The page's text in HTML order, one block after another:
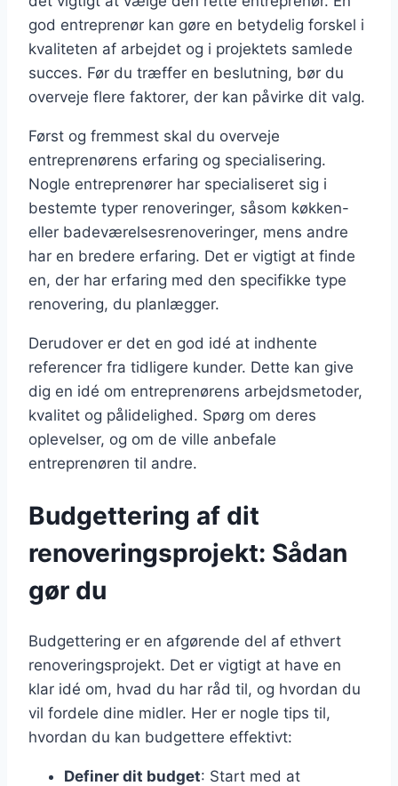
god entreprenør kan gøre en betydelig forskel i
kvaliteten af arbejdet og i projektets samlede
succes. Før du træffer en beslutning, bør du
overveje flere faktorer, der kan påvirke dit valg.
Først og fremmest skal du overveje
entreprenørens erfaring og specialisering.
Nogle entreprenører har specialiseret sig i
bestemte typer renoveringer, såsom køkken-
eller badeværelsesrenoveringer, mens andre
har en bredere erfaring. Det er vigtigt at finde
en, der har erfaring med den specifikke type
renovering, du planlægger.
Derudover er det en god idé at indhente
referencer fra tidligere kunder. Dette kan give
dig en idé om entreprenørens arbejdsmetoder,
kvalitet og pålidelighed. Spørg om deres
oplevelser, og om de ville anbefale
entreprenøren til andre.
Budgettering af dit
renoveringsprojekt: Sådan
gør du
Budgettering er en afgørende del af ethvert
renoveringsprojekt. Det er vigtigt at have en
klar idé om, hvad du har råd til, og hvordan du
vil fordele dine midler. Her er nogle tips til,
hvordan du kan budgettere effektivt:
Definer dit budget: Start med at